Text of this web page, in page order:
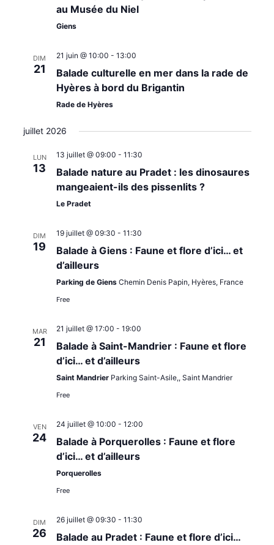
au Musée du Niel
Giens
DIM
21
21 juin @ 10:00 - 13:00
Balade culturelle en mer dans la rade de
Hyères à bord du Brigantin
Rade de Hyères
juillet 2026
LUN
13
13 juillet @ 09:00 - 11:30
Balade nature au Pradet : les dinosaures
mangeaient-ils des pissenlits ?
Le Pradet
DIM
19
19 juillet @ 09:30 - 11:30
Balade à Giens : Faune et flore d’ici… et
d’ailleurs
Parking de Giens Chemin Denis Papin, Hyères, France
Free
MAR
21
21 juillet @ 17:00 - 19:00
Balade à Saint-Mandrier : Faune et flore
d’ici… et d’ailleurs
Saint Mandrier Parking Saint-Asile,, Saint Mandrier
Free
VEN
24
24 juillet @ 10:00 - 12:00
Balade à Porquerolles : Faune et flore
d’ici… et d’ailleurs
Porquerolles
Free
DIM
26
26 juillet @ 09:30 - 11:30
Balade au Pradet : Faune et flore d’ici…